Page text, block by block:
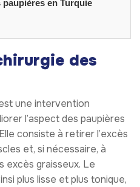
en Turquie
des
une intervention
l’aspect des paupières
consiste à retirer l’excès
et, si nécessaire, à
excès graisseux. Le
plus lisse et plus tonique,